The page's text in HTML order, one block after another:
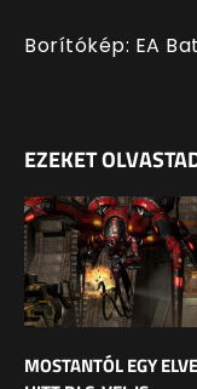
Borítókép: EA
EZEKET
MOSTANTÓL EGY